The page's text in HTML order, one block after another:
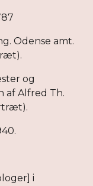
Odense amt.
og
af Alfred Th.
i